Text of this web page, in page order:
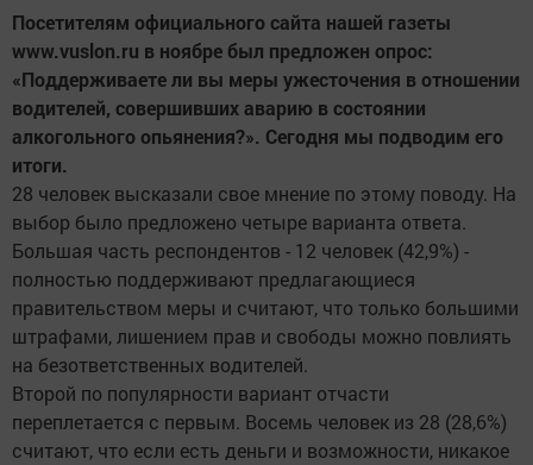
Посетителям официального сайта нашей газеты
www.vuslon.ru в ноябре был предложен опрос:
«Поддерживаете ли вы меры ужесточения в отношении
водителей, совершивших аварию в состоянии
алкогольного опьянения?». Сегодня мы подводим его
итоги.
28 человек высказали свое мнение по этому поводу. На
выбор было предложено четыре варианта ответа.
Большая часть респондентов - 12 человек (42,9%) -
полностью поддерживают предлагающиеся
правительством меры и считают, что только большими
штрафами, лишением прав и свободы можно повлиять
на безответственных водителей.
Второй по популярности вариант отчасти
переплетается с первым. Восемь человек из 28 (28,6%)
считают, что если есть деньги и возможности, никакое